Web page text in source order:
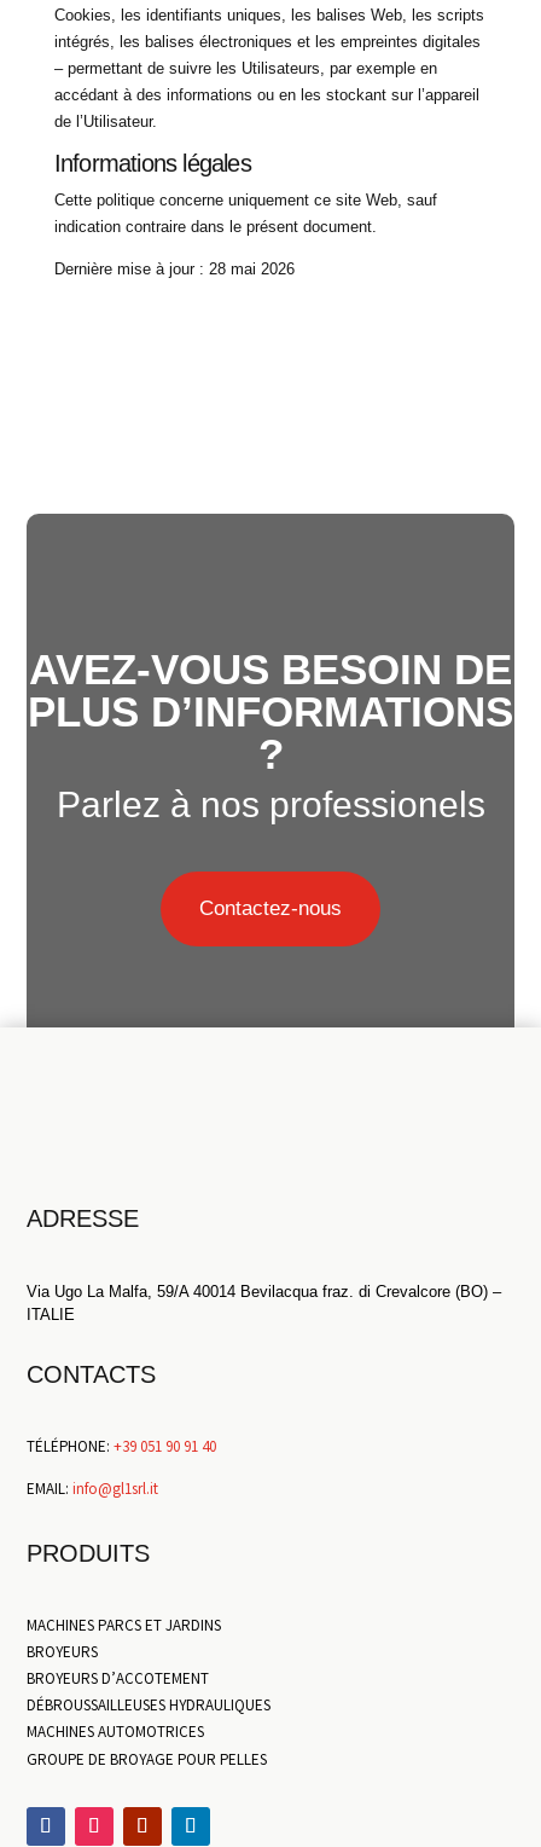
Cookies, les identifiants uniques, les balises Web, les scripts
intégrés, les balises électroniques et les empreintes digitales
– permettant de suivre les Utilisateurs, par exemple en
accédant à des informations ou en les stockant sur l’appareil
de l’Utilisateur.
Informations légales
Cette politique concerne uniquement ce site Web, sauf
indication contraire dans le présent document.
Dernière mise à jour : 28 mai 2026
AVEZ-VOUS BESOIN DE
PLUS D’INFORMATIONS
?
Parlez à nos professionels
Contactez-nous
ADRESSE
Via Ugo La Malfa, 59/A 40014 Bevilacqua fraz. di Crevalcore (BO) –
ITALIE
CONTACTS
TÉLÉPHONE: +39 051 90 91 40
EMAIL:info@gl1srl.it
PRODUITS
MACHINES PARCS ET JARDINS
BROYEURS
BROYEURS D’ACCOTEMENT
DÉBROUSSAILLEUSES HYDRAULIQUES
MACHINES AUTOMOTRICES
GROUPE DE BROYAGE POUR PELLES